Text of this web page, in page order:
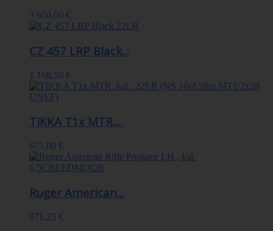
3 650,00 €
CZ 457 LRP Black...
1 168,50 €
TIKKA T1x MTR,...
675,00 €
Ruger American...
871,25 €